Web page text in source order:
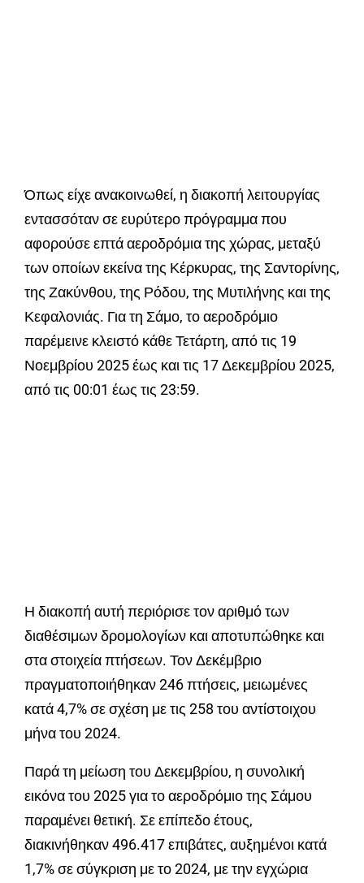
Όπως είχε ανακοινωθεί, η διακοπή λειτουργίας
εντασσόταν σε ευρύτερο πρόγραμμα που
αφορούσε επτά αεροδρόμια της χώρας, μεταξύ
των οποίων εκείνα της Κέρκυρας, της Σαντορίνης,
της Ζακύνθου, της Ρόδου, της Μυτιλήνης και της
Κεφαλονιάς. Για τη Σάμο, το αεροδρόμιο
παρέμεινε κλειστό κάθε Τετάρτη, από τις 19
Νοεμβρίου 2025 έως και τις 17 Δεκεμβρίου 2025,
από τις 00:01 έως τις 23:59.
Η διακοπή αυτή περιόρισε τον αριθμό των
διαθέσιμων δρομολογίων και αποτυπώθηκε και
στα στοιχεία πτήσεων. Τον Δεκέμβριο
πραγματοποιήθηκαν 246 πτήσεις, μειωμένες
κατά 4,7% σε σχέση με τις 258 του αντίστοιχου
μήνα του 2024.
Παρά τη μείωση του Δεκεμβρίου, η συνολική
εικόνα του 2025 για το αεροδρόμιο της Σάμου
παραμένει θετική. Σε επίπεδο έτους,
διακινήθηκαν 496.417 επιβάτες, αυξημένοι κατά
1,7% σε σύγκριση με το 2024, με την εγχώρια